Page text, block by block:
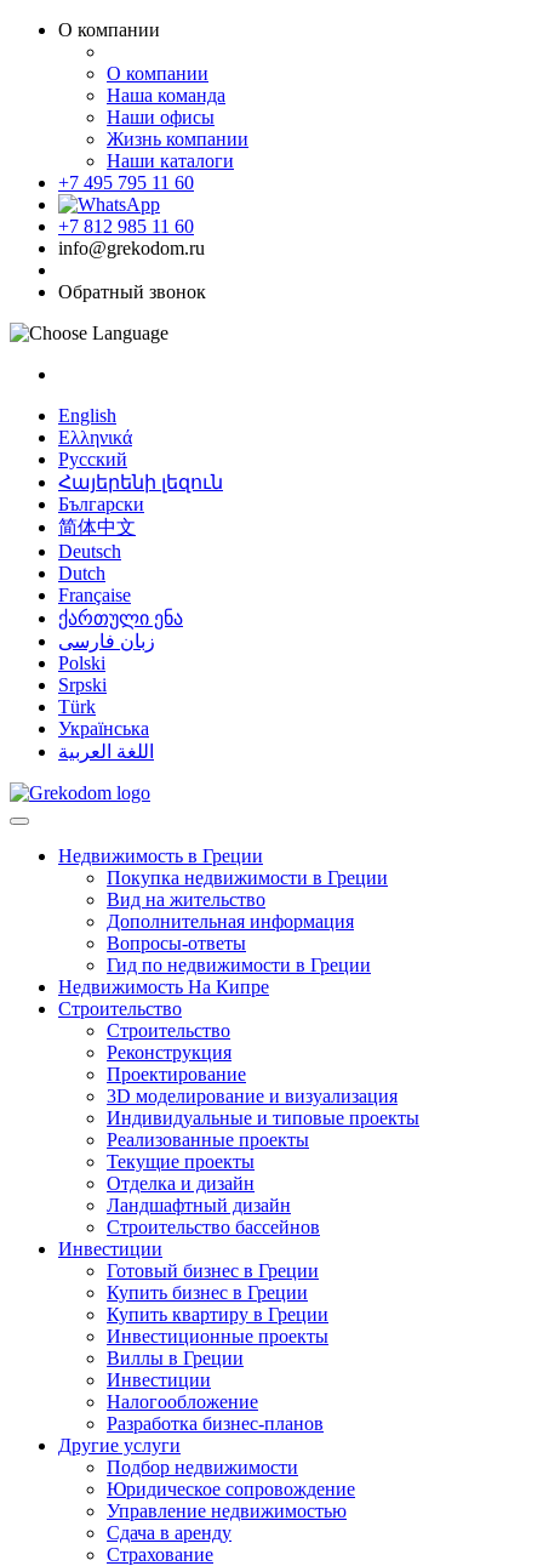
О компании
О компании
Наша команда
Наши офисы
Жизнь компании
Наши каталоги
+7 495 795 11 60
+7 812 985 11 60
info@grekodom.ru
Обратный звонок
English
Ελληνικά
Русский
Հայերենի լեզուն
Български
简体中文
Deutsch
Dutch
Française
ქართული ენა
زبان فارسی
Polski
Srpski
Türk
Українська
اللغة العربية
Недвижимость в Греции
Покупка недвижимости в Греции
Вид на жительство
Дополнительная информация
Вопросы-ответы
Гид по недвижимости в Греции
Недвижимость На Кипре
Строительство
Строительство
Реконструкция
Проектирование
3D моделирование и визуализация
Индивидуальные и типовые проекты
Реализованные проекты
Текущие проекты
Отделка и дизайн
Ландшафтный дизайн
Строительство бассейнов
Инвестиции
Готовый бизнес в Греции
Купить бизнес в Греции
Купить квартиру в Греции
Инвестиционные проекты
Виллы в Греции
Инвестиции
Налогообложение
Разработка бизнес-планов
Другие услуги
Подбор недвижимости
Юридическое сопровождение
Управление недвижимостью
Сдача в аренду
Страхование